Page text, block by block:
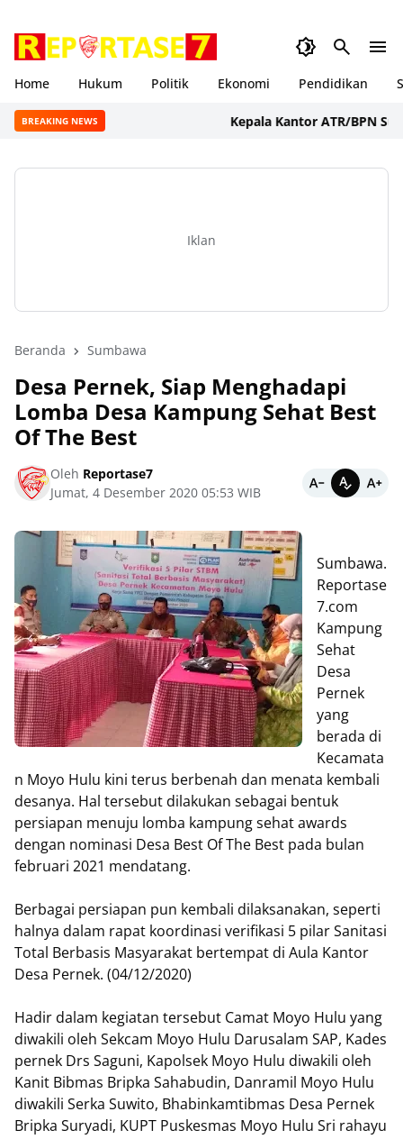
Home Hukum Politik Ekonomi Pendidikan
BREAKING NEWS Kepala Kantor ATR/BPN
Iklan
Beranda Sumbawa
Desa Pernek, Siap Menghadapi
Lomba Desa Kampung Sehat Best
Of The Best
Oleh Reportase7
Jumat, 4 Desember 2020 05:53 WIB
Sumbawa.
Reportase
7.com
Kampung
Sehat
Desa
Pernek
yang
berada di
Kecamata
n Moyo Hulu kini terus berbenah dan menata kembali
desanya. Hal tersebut dilakukan sebagai bentuk
persiapan menuju lomba kampung sehat awards
dengan nominasi Desa Best Of The Best pada bulan
februari 2021 mendatang.
Berbagai persiapan pun kembali dilaksanakan, seperti
halnya dalam rapat koordinasi verifikasi 5 pilar Sanitasi
Total Berbasis Masyarakat bertempat di Aula Kantor
Desa Pernek. (04/12/2020)
Hadir dalam kegiatan tersebut Camat Moyo Hulu yang
diwakili oleh Sekcam Moyo Hulu Darusalam SAP, Kades
pernek Drs Saguni, Kapolsek Moyo Hulu diwakili oleh
Kanit Bibmas Bripka Sahabudin, Danramil Moyo Hulu
diwakili Serka Suwito, Bhabinkamtibmas Desa Pernek
Bripka Suryadi, KUPT Puskesmas Moyo Hulu Sri rahayu